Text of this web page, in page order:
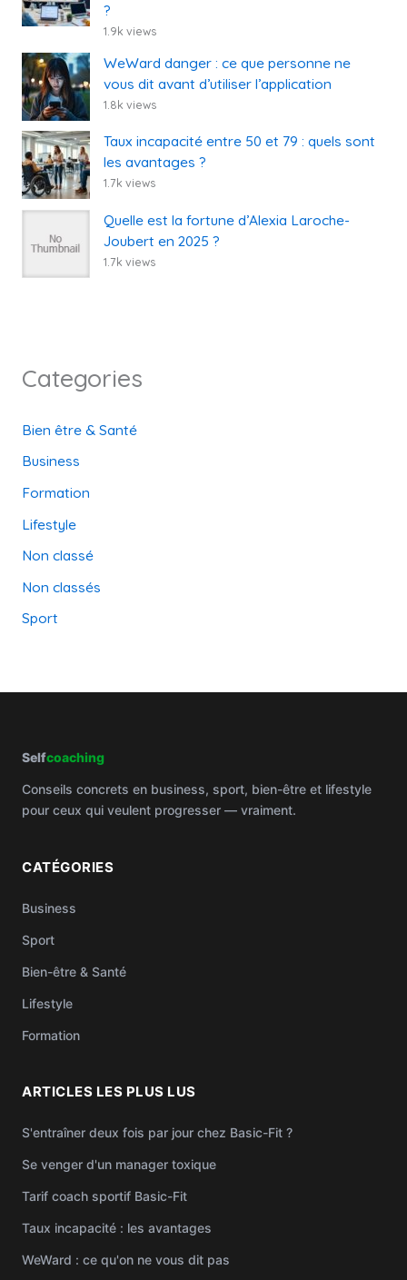
?
1.9k views
WeWard danger : ce que personne ne
vous dit avant d’utiliser l’application
1.8k views
Taux incapacité entre 50 et 79 : quels sont
les avantages ?
1.7k views
Quelle est la fortune d’Alexia Laroche-
Joubert en 2025 ?
1.7k views
Categories
Bien être & Santé
Business
Formation
Lifestyle
Non classé
Non classés
Sport
Selfcoaching
Conseils concrets en business, sport, bien-être et lifestyle
pour ceux qui veulent progresser — vraiment.
CATÉGORIES
Business
Sport
Bien-être & Santé
Lifestyle
Formation
ARTICLES LES PLUS LUS
S'entraîner deux fois par jour chez Basic-Fit ?
Se venger d'un manager toxique
Tarif coach sportif Basic-Fit
Taux incapacité : les avantages
WeWard : ce qu'on ne vous dit pas